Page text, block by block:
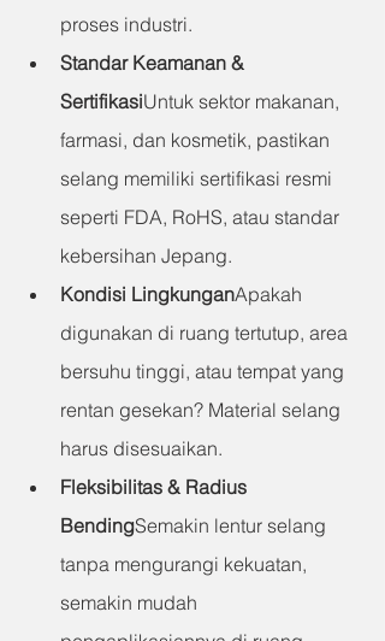
proses industri.
Standar Keamanan &
SertifikasiUntuk sektor makanan,
farmasi, dan kosmetik, pastikan
selang memiliki sertifikasi resmi
seperti FDA, RoHS, atau standar
kebersihan Jepang.
Kondisi LingkunganApakah
digunakan di ruang tertutup, area
bersuhu tinggi, atau tempat yang
rentan gesekan? Material selang
harus disesuaikan.
Fleksibilitas & Radius
BendingSemakin lentur selang
tanpa mengurangi kekuatan,
semakin mudah